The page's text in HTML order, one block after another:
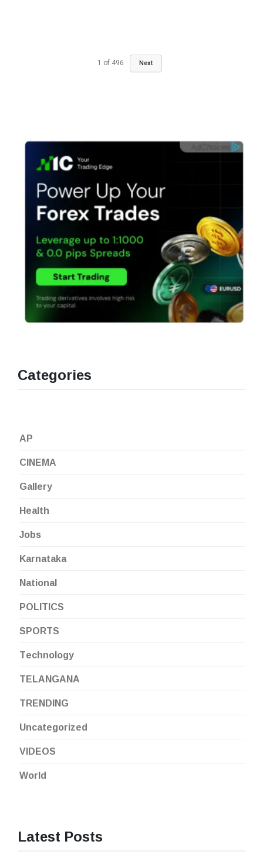
1 of 496 Next
Categories
AP
CINEMA
Gallery
Health
Jobs
Karnataka
National
POLITICS
SPORTS
Technology
TELANGANA
TRENDING
Uncategorized
VIDEOS
World
Latest Posts